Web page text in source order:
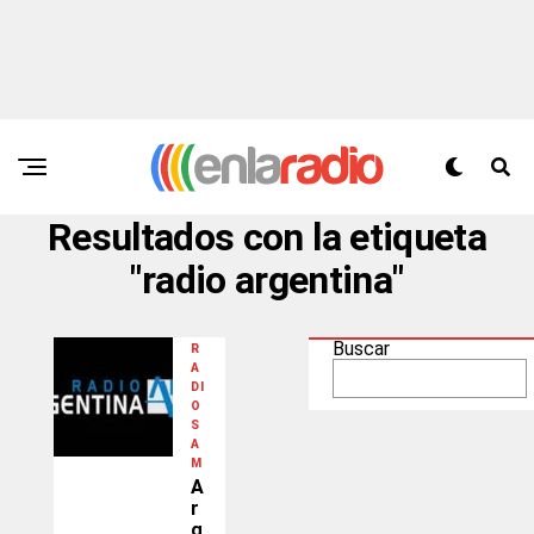
Resultados con la etiqueta
"radio argentina"
R
A
DI
O
S
A
M
A
r
Buscar